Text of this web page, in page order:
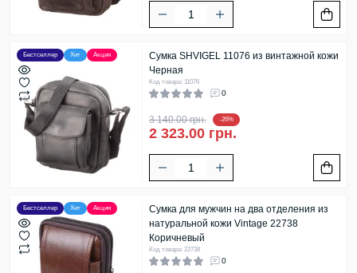
Бестселлер Хит Акция
Сумка SHVIGEL 11076 из винтажной кожи
Черная
Код товара: 11076
0
3 140.00 грн. -26%
2 323.00 грн.
Бестселлер Хит Акция
Сумка для мужчин на два отделения из
натуральной кожи Vintage 22738
Коричневый
Код товара: 22738
0